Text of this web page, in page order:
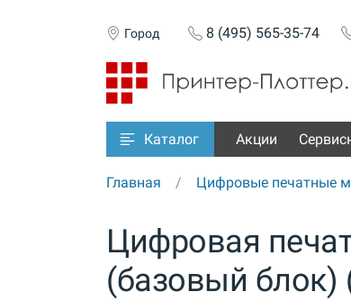
Город 8 (495) 565-35-74
Каталог Акции
Главная Цифровые печатные
Цифровая
(базовый блок)